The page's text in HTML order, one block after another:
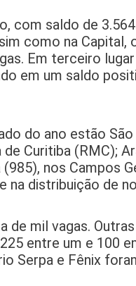
com saldo de
como na Capital,
Em terceiro
em um saldo
do ano estão
Curitiba (RMC);
nos Campos
na distribuição de
de mil vagas.
entre um e 100
Serpa e Fênix